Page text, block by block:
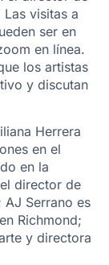
visitas a
ser en
en línea.
los artistas
y discutan
Herrera
en el
en la
director de
Serrano es
Richmond;
y directora